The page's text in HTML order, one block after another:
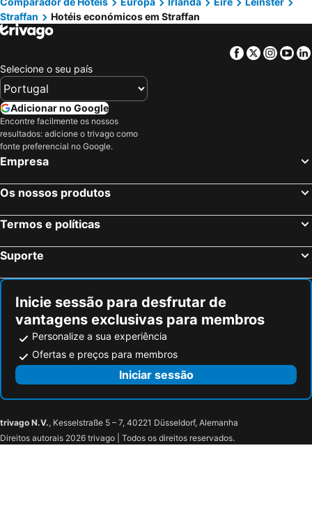
Leixlip Manor Hotel
The Lucan Spa Hotel
Ashemere Lodge
The K Club
Court Yard Hotel
Barberstown Castle
Carton House A Fairmont Managed hotel
Monaghans Harbour Hotel
Glenroyal Hotel
Maynooth Serviced Studios
Finnstown Castle
Killashee Hotel
Hotel ibis Dublin
Red Cow Moran
Hamlet Court Hotel
Straffan
Hotéis económicos em Straffan
Facebook
Twitter
Selecione o seu país
Adicionar no Google
Encontre facilmente os nossos
resultados: adicione o trivago como
fonte preferencial no Google.
Empresa
Os nossos produtos
Termos e políticas
Suporte
Inicie sessão para desfrutar de
vantagens exclusivas para membros
Personalize a sua experiência
Ofertas e preços para membros
Iniciar sessão
trivago N.V., Kesselstraße 5 – 7, 40221 Düsseldorf, Alemanha
Direitos autorais 2026 trivago | Todos os direitos reservados.